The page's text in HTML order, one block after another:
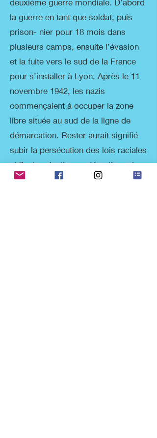
deuxième guerre mondiale. D’abord
la guerre en tant que soldat, puis
prison- nier pour 18 mois dans
plusieurs camps, ensuite l’évasion
et la fuite vers le sud de la France
pour s’installer à Lyon. Après le 11
novembre 1942, les nazis
commençaient à occuper la zone
libre située au sud de la ligne de
démarcation. Rester aurait signifié
subir la persécution des lois raciales
et l’extermination systématique des
juifs pratiquée par les occupants.